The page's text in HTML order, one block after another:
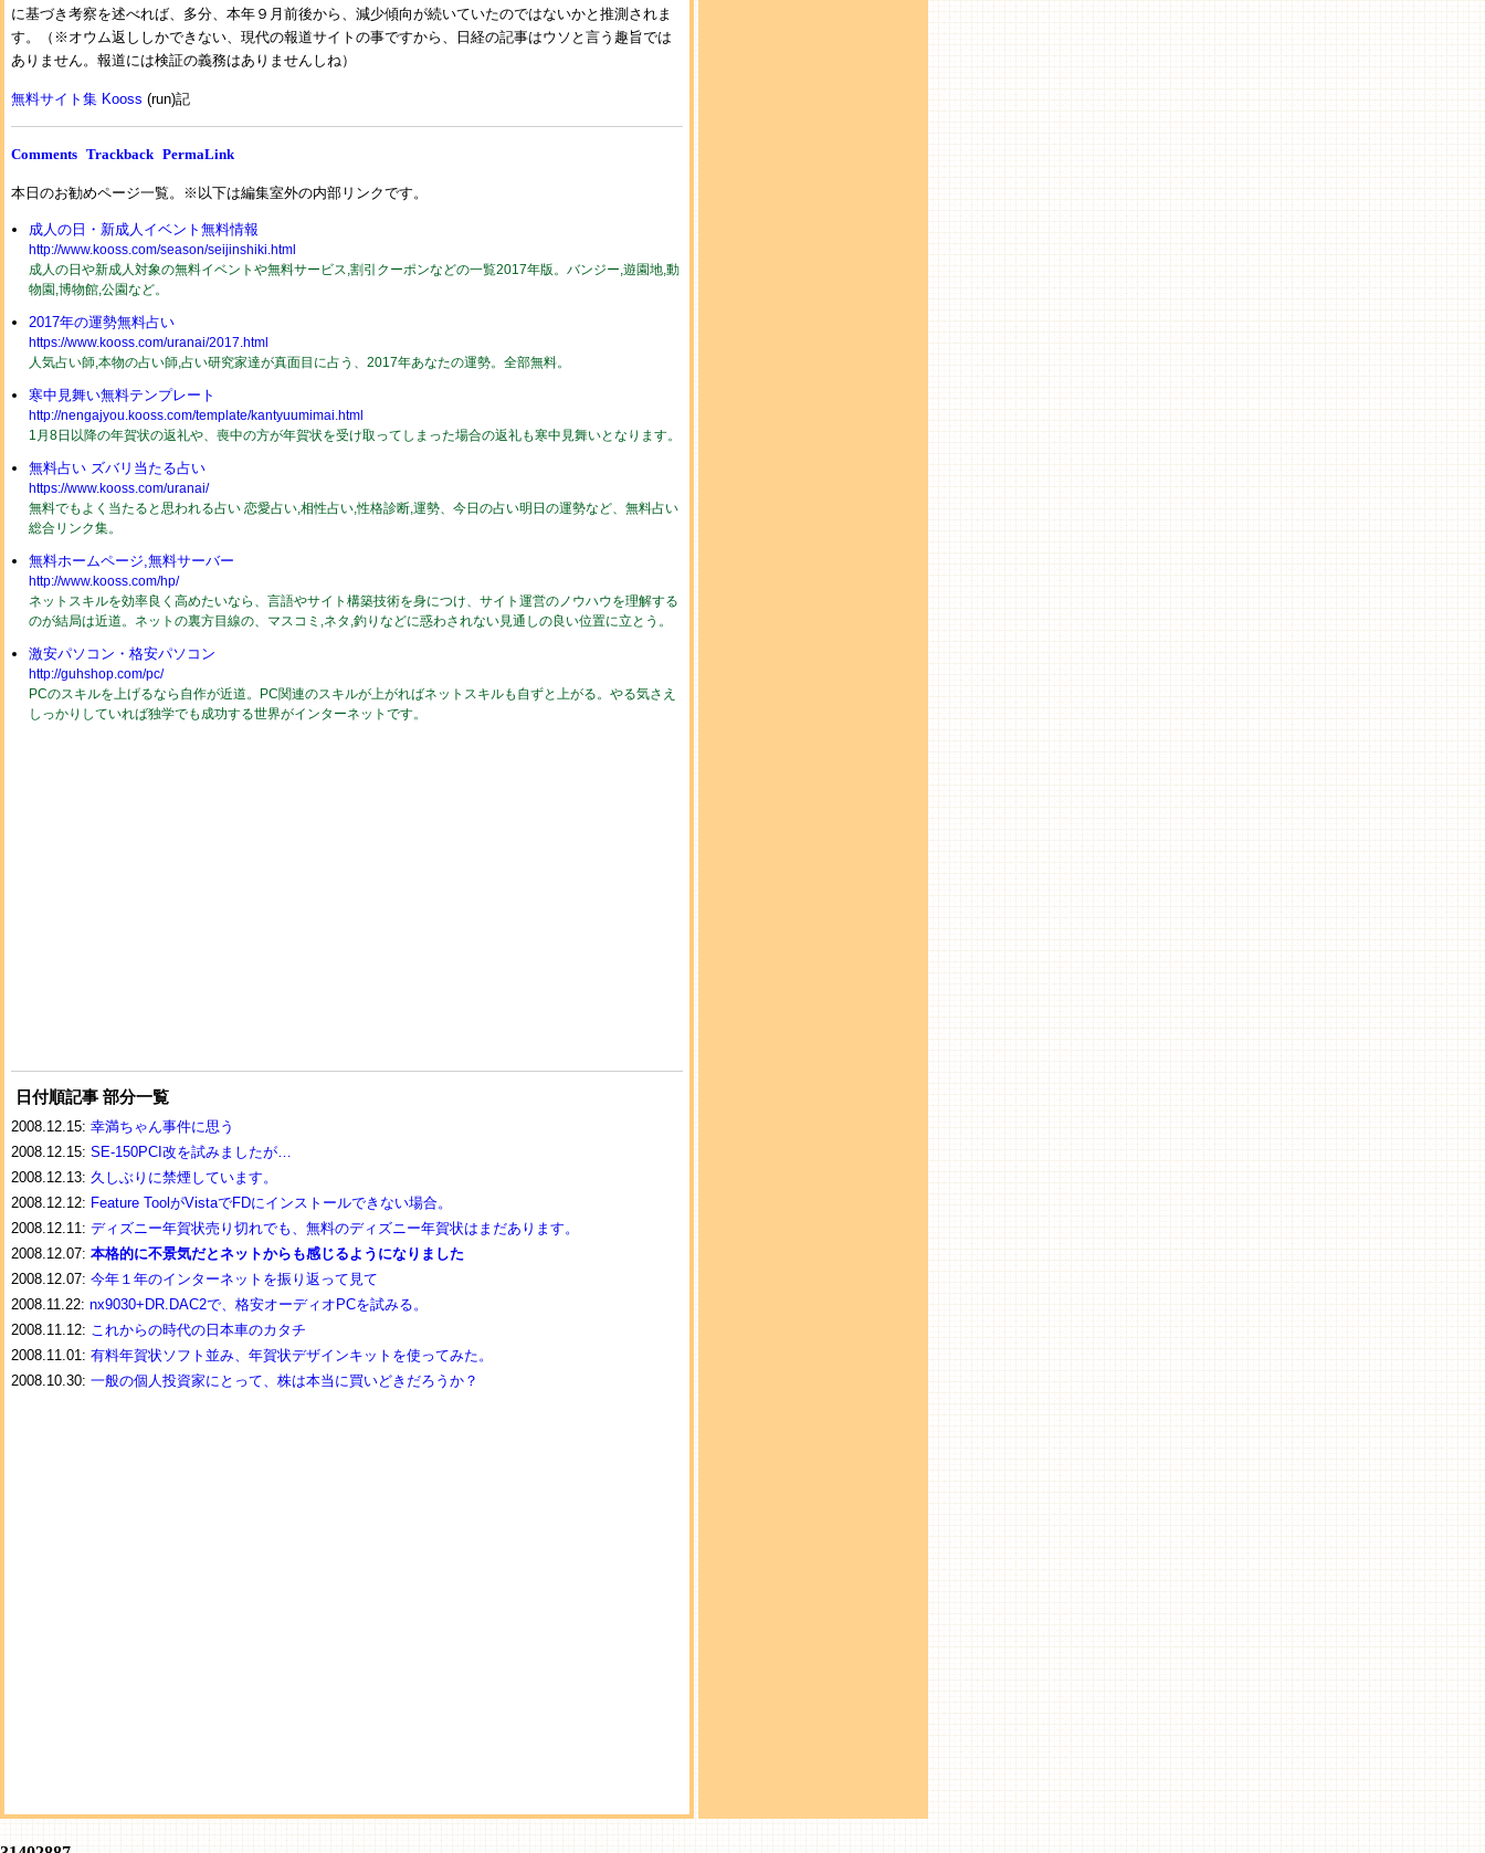
に基づき考察を述べれば、多分、本年９月前後から、減少傾向が続いていたのではないかと推測されま
す。（※オウム返ししかできない、現代の報道サイトの事ですから、日経の記事はウソと言う趣旨では
ありません。報道には検証の義務はありませんしね）
無料サイト集 Kooss (run)記
Comments Trackback PermaLink
本日のお勧めページ一覧。※以下は編集室外の内部リンクです。
成人の日・新成人イベント無料情報
http://www.kooss.com/season/seijinshiki.html
成人の日や新成人対象の無料イベントや無料サービス,割引クーポンなどの一覧2017年版。バンジー,遊園地,動
物園,博物館,公園など。
2017年の運勢無料占い
https://www.kooss.com/uranai/2017.html
人気占い師,本物の占い師,占い研究家達が真面目に占う、2017年あなたの運勢。全部無料。
寒中見舞い無料テンプレート
http://nengajyou.kooss.com/template/kantyuumimai.html
1月8日以降の年賀状の返礼や、喪中の方が年賀状を受け取ってしまった場合の返礼も寒中見舞いとなります。
無料占い ズバリ当たる占い
https://www.kooss.com/uranai/
無料でもよく当たると思われる占い 恋愛占い,相性占い,性格診断,運勢、今日の占い明日の運勢など、無料占い
総合リンク集。
無料ホームページ,無料サーバー
http://www.kooss.com/hp/
ネットスキルを効率良く高めたいなら、言語やサイト構築技術を身につけ、サイト運営のノウハウを理解する
のが結局は近道。ネットの裏方目線の、マスコミ,ネタ,釣りなどに惑わされない見通しの良い位置に立とう。
激安パソコン・格安パソコン
http://guhshop.com/pc/
PCのスキルを上げるなら自作が近道。PC関連のスキルが上がればネットスキルも自ずと上がる。やる気さえ
しっかりしていれば独学でも成功する世界がインターネットです。
日付順記事 部分一覧
2008.12.15: 幸満ちゃん事件に思う
2008.12.15: SE-150PCI改を試みましたが…
2008.12.13: 久しぶりに禁煙しています。
2008.12.12: Feature ToolがVistaでFDにインストールできない場合。
2008.12.11: ディズニー年賀状売り切れでも、無料のディズニー年賀状はまだあります。
2008.12.07: 本格的に不景気だとネットからも感じるようになりました
2008.12.07: 今年１年のインターネットを振り返って見て
2008.11.22: nx9030+DR.DAC2で、格安オーディオPCを試みる。
2008.11.12: これからの時代の日本車のカタチ
2008.11.01: 有料年賀状ソフト並み、年賀状デザインキットを使ってみた。
2008.10.30: 一般の個人投資家にとって、株は本当に買いどきだろうか？